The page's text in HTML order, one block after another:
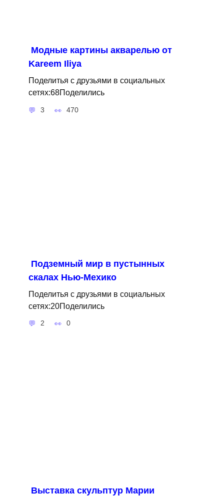
Модные картины акварелью от
Kareem Iliya
Поделитья с друзьями в социальных
сетях:68Поделились
3 470
Подземный мир в пустынных
скалах Нью-Мехико
Поделитья с друзьями в социальных
сетях:20Поделились
2 0
Выставка скульптур Марии